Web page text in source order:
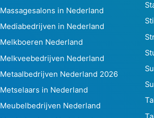
Massagesalons in Nederland
Mediabedrijven in Nederland
Melkboeren Nederland
Melkveebedrijven Nederland
Metaalbedrijven Nederland 2026
Metselaars in Nederland
Meubelbedrijven Nederland